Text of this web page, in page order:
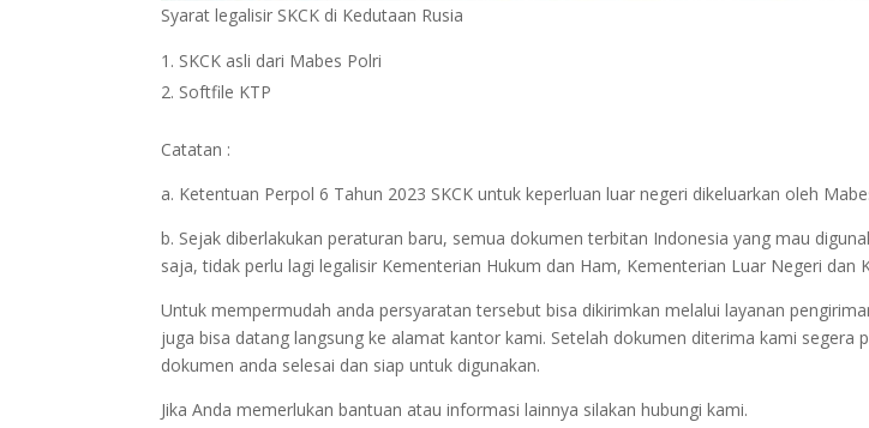
Syarat legalisir SKCK di Kedutaan Rusia
SKCK asli dari Mabes Polri
Softfile KTP
Catatan :
a. Ketentuan Perpol 6 Tahun 2023 SKCK untuk keperluan luar negeri dikeluarkan oleh
b. Sejak diberlakukan peraturan baru, semua dokumen terbitan Indonesia yang mau
saja, tidak perlu lagi legalisir Kementerian Hukum dan Ham, Kementerian Luar Negeri dan
Untuk mempermudah anda persyaratan tersebut bisa dikirimkan melalui layanan
juga bisa datang langsung ke alamat kantor kami. Setelah dokumen diterima kami
dokumen anda selesai dan siap untuk digunakan.
Jika Anda memerlukan bantuan atau informasi lainnya silakan hubungi kami.